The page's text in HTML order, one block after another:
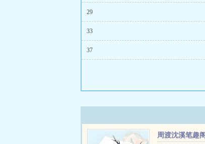
29
33
37
周渡沈溪笔趣